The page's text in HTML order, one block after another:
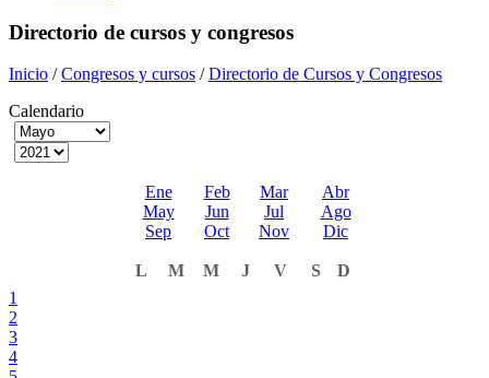
Directorio de cursos y congresos
Inicio /Congresos y cursos /Directorio de Cursos y Congresos
Calendario
Ene Feb Mar
Abr
May
Jun Jul
Ago
Sep
Oct Nov Dic
L M M J V S
D
1
2
3
4